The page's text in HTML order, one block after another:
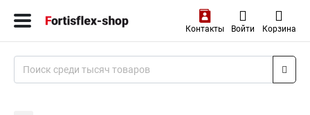
Контакты Войти Корзина